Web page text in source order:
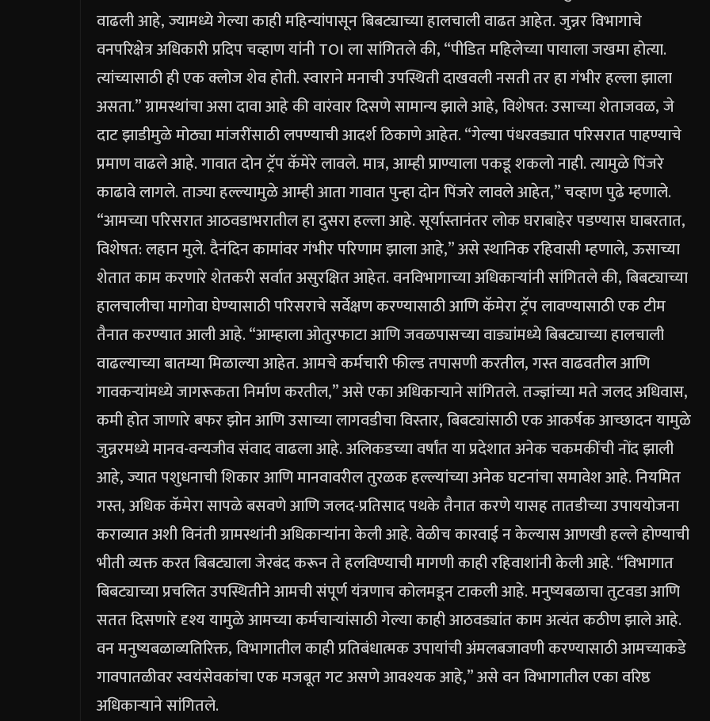
वाढली आहे, ज्यामध्ये गेल्या काही महिन्यांपासून बिबट्याच्या हालचाली वाढत आहेत.जुन्नर विभागाचे
वनपरिक्षेत्र अधिकारी प्रदिप चव्हाण यांनी TOI ला सांगितले की, “पीडित महिलेच्या पायाला जखमा होत्या.
त्यांच्यासाठी ही एक क्लोज शेव होती. स्वाराने मनाची उपस्थिती दाखवली नसती तर हा गंभीर हल्ला झाला
असता.”ग्रामस्थांचा असा दावा आहे की वारंवार दिसणे सामान्य झाले आहे, विशेषत: उसाच्या शेताजवळ, जे
दाट झाडीमुळे मोठ्या मांजरींसाठी लपण्याची आदर्श ठिकाणे आहेत. “गेल्या पंधरवड्यात परिसरात पाहण्याचे
प्रमाण वाढले आहे.गावात दोन ट्रॅप कॅमेरे लावले. मात्र, आम्ही प्राण्याला पकडू शकलो नाही. त्यामुळे पिंजरे
काढावे लागले. ताज्या हल्ल्यामुळे आम्ही आता गावात पुन्हा दोन पिंजरे लावले आहेत,” चव्हाण पुढे म्हणाले.
“आमच्या परिसरात आठवडाभरातील हा दुसरा हल्ला आहे. सूर्यास्तानंतर लोक घराबाहेर पडण्यास घाबरतात,
विशेषत: लहान मुले. दैनंदिन कामांवर गंभीर परिणाम झाला आहे,” असे स्थानिक रहिवासी म्हणाले, ऊसाच्या
शेतात काम करणारे शेतकरी सर्वात असुरक्षित आहेत.वनविभागाच्या अधिकाऱ्यांनी सांगितले की, बिबट्याच्या
हालचालीचा मागोवा घेण्यासाठी परिसराचे सर्वेक्षण करण्यासाठी आणि कॅमेरा ट्रॅप लावण्यासाठी एक टीम
तैनात करण्यात आली आहे. “आम्हाला ओतुरफाटा आणि जवळपासच्या वाड्यांमध्ये बिबट्याच्या हालचाली
वाढल्याच्या बातम्या मिळाल्या आहेत. आमचे कर्मचारी फील्ड तपासणी करतील, गस्त वाढवतील आणि
गावकऱ्यांमध्ये जागरूकता निर्माण करतील,” असे एका अधिकाऱ्याने सांगितले.तज्ज्ञांच्या मते जलद अधिवास,
कमी होत जाणारे बफर झोन आणि उसाच्या लागवडीचा विस्तार, बिबट्यांसाठी एक आकर्षक आच्छादन यामुळे
जुन्नरमध्ये मानव-वन्यजीव संवाद वाढला आहे.अलिकडच्या वर्षांत या प्रदेशात अनेक चकमकींची नोंद झाली
आहे, ज्यात पशुधनाची शिकार आणि मानवावरील तुरळक हल्ल्यांच्या अनेक घटनांचा समावेश आहे.नियमित
गस्त, अधिक कॅमेरा सापळे बसवणे आणि जलद-प्रतिसाद पथके तैनात करणे यासह तातडीच्या उपाययोजना
कराव्यात अशी विनंती ग्रामस्थांनी अधिकाऱ्यांना केली आहे. वेळीच कारवाई न केल्यास आणखी हल्ले होण्याची
भीती व्यक्त करत बिबट्याला जेरबंद करून ते हलविण्याची मागणी काही रहिवाशांनी केली आहे.“विभागात
बिबट्याच्या प्रचलित उपस्थितीने आमची संपूर्ण यंत्रणाच कोलमडून टाकली आहे. मनुष्यबळाचा तुटवडा आणि
सतत दिसणारे दृश्य यामुळे आमच्या कर्मचाऱ्यांसाठी गेल्या काही आठवड्यांत काम अत्यंत कठीण झाले आहे.
वन मनुष्यबळाव्यतिरिक्त, विभागातील काही प्रतिबंधात्मक उपायांची अंमलबजावणी करण्यासाठी आमच्याकडे
गावपातळीवर स्वयंसेवकांचा एक मजबूत गट असणे आवश्यक आहे,” असे वन विभागातील एका वरिष्ठ
अधिकाऱ्याने सांगितले.